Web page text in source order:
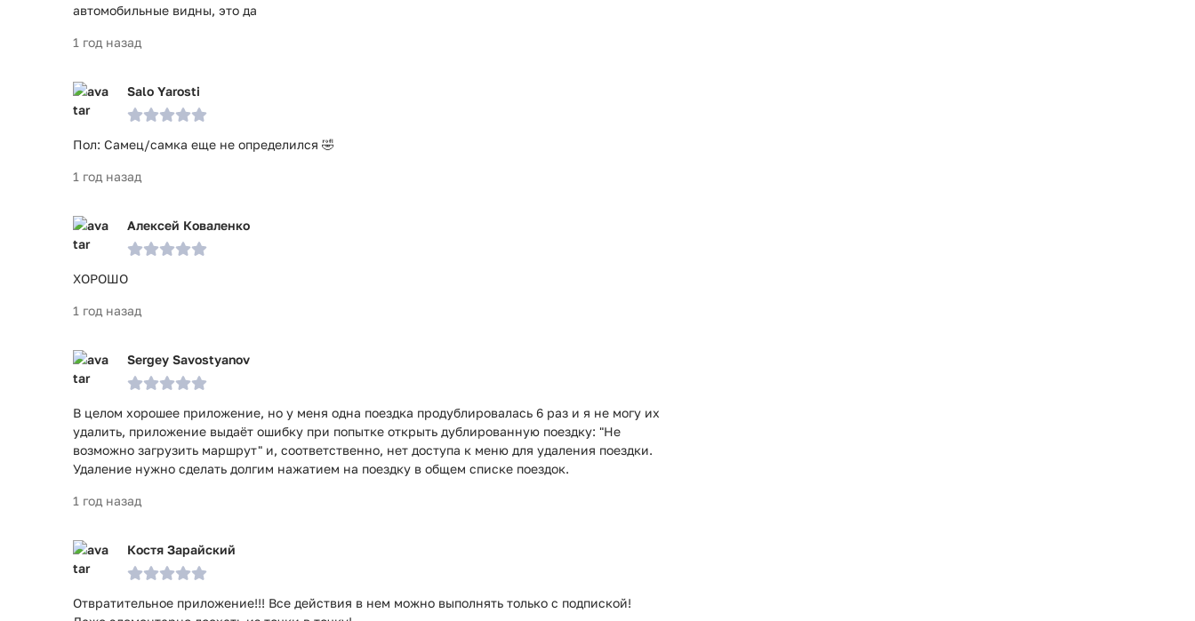
автомобильные видны, это да
1 год назад
Salo Yarosti
Пол: Самец/самка еще не определился 🤣
1 год назад
Алексей Коваленко
ХОРОШО
1 год назад
Sergey Savostyanov
В целом хорошее приложение, но у меня одна поездка продублировалась 6 раз и я не могу их
удалить, приложение выдаёт ошибку при попытке открыть дублированную поездку: "Не
возможно загрузить маршрут" и, соответственно, нет доступа к меню для удаления поездки.
Удаление нужно сделать долгим нажатием на поездку в общем списке поездок.
1 год назад
Костя Зарайский
Отвратительное приложение!!! Все действия в нем можно выполнять только с подпиской!